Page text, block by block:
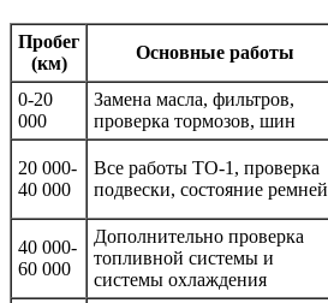
Пробег
(км)
Основные работы
0-20
000
Замена масла, фильтров,
проверка тормозов, шин
20 000-
40 000
Все работы ТО-1, проверка
подвески, состояние ремней
40 000-
60 000
Дополнительно проверка
топливной системы и
системы охлаждения